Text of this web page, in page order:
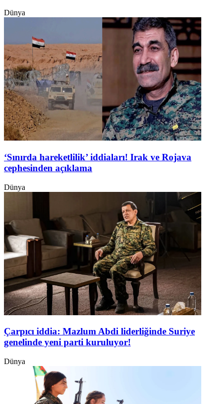
Dünya
‘Sınırda hareketlilik’ iddiaları! Irak ve Rojava
cephesinden açıklama
Dünya
Çarpıcı iddia: Mazlum Abdi liderliğinde Suriye
genelinde yeni parti kuruluyor!
Dünya